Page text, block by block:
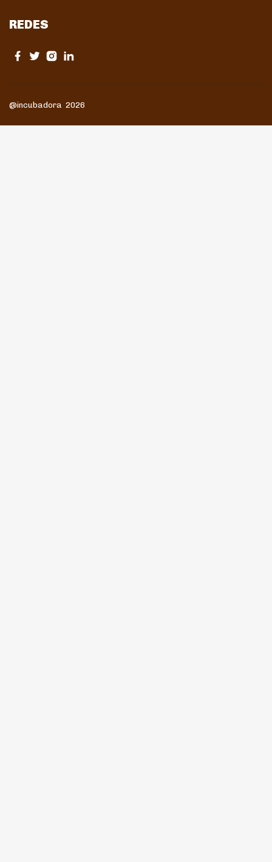
REDES
@incubadora 2026